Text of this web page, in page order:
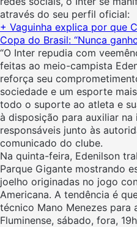
através do seu perfil oficial:
+ Vaguinha explica por que
Copa do Brasil: “Nunca
“O Inter repudia com
feitas ao meio-campista
reforça seu
sociedade e um esporte
todo o suporte ao atleta e
à disposição para auxiliar
responsáveis junto às
comunicado do clube.
Na quinta-feira, Edenilson
Parque Gigante mostrando
joelho originadas no jogo
Americana. A tendência é
técnico Mano Menezes para
Fluminense, sábado, fora,